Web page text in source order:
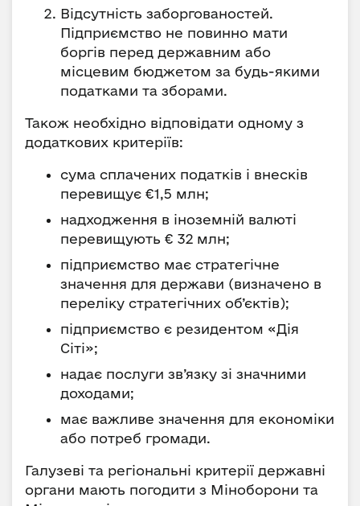
Відсутність заборгованостей.
Підприємство не повинно мати
боргів перед державним або
місцевим бюджетом за будь-якими
податками та зборами.
Також необхідно відповідати одному з
додаткових критеріїв:
сума сплачених податків і внесків
перевищує €1,5 млн;
надходження в іноземній валюті
перевищують € 32 млн;
підприємство має стратегічне
значення для держави (визначено в
переліку стратегічних об’єктів);
підприємство є резидентом «Дія
Сіті»;
надає послуги зв’язку зі значними
доходами;
має важливе значення для економіки
або потреб громади.
Галузеві та регіональні критерії державні
органи мають погодити з Міноборони та